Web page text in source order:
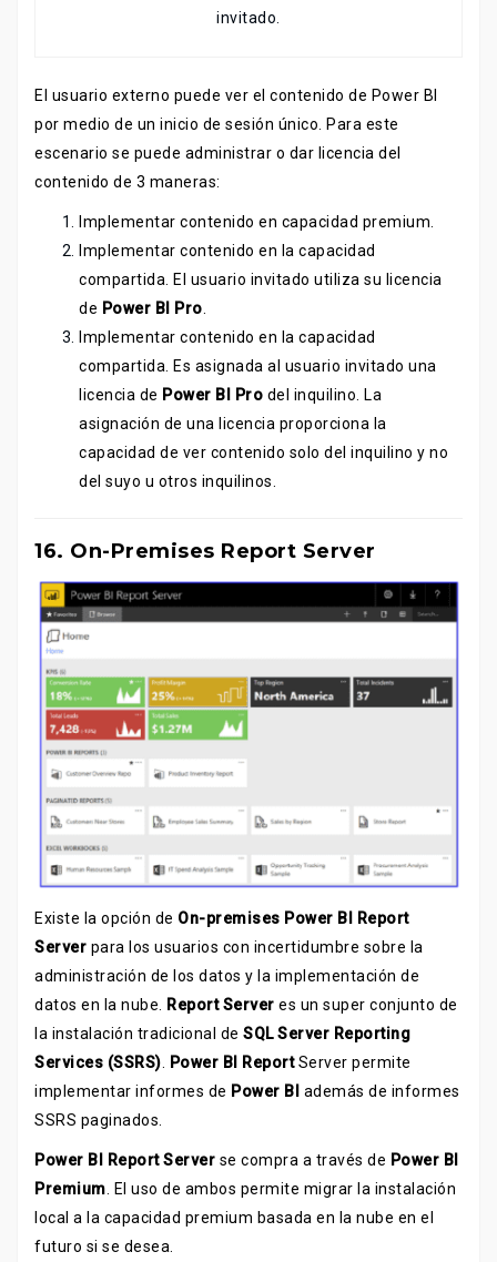
invitado.
El usuario externo puede ver el contenido de Power BI
por medio de un inicio de sesión único. Para este
escenario se puede administrar o dar licencia del
contenido de 3 maneras:
Implementar contenido en capacidad premium.
Implementar contenido en la capacidad
compartida. El usuario invitado utiliza su licencia
de Power BI Pro
Implementar contenido en la capacidad
compartida. Es asignada al usuario invitado una
licencia de Power BI Pro del inquilino. La
asignación de una licencia proporciona la
capacidad de ver contenido solo del inquilino y no
del suyo u otros inquilinos.
16. On-Premises Report Server
Existe la opción de On-premises Power BI Report
Server para los usuarios con incertidumbre sobre la
administración de los datos y la implementación de
datos en la nube.
Report Server es un super conjunto de
la instalación tradicional de SQL Server Reporting
Services (SSRS)
Power BI ReportServer permite
implementar informes de Power BI además de informes
SSRS paginados.
Power BI Report Server se compra a través de Power BI
Premium . El uso de ambos permite migrar la instalación
local a la capacidad premium basada en la nube en el
futuro si se desea.